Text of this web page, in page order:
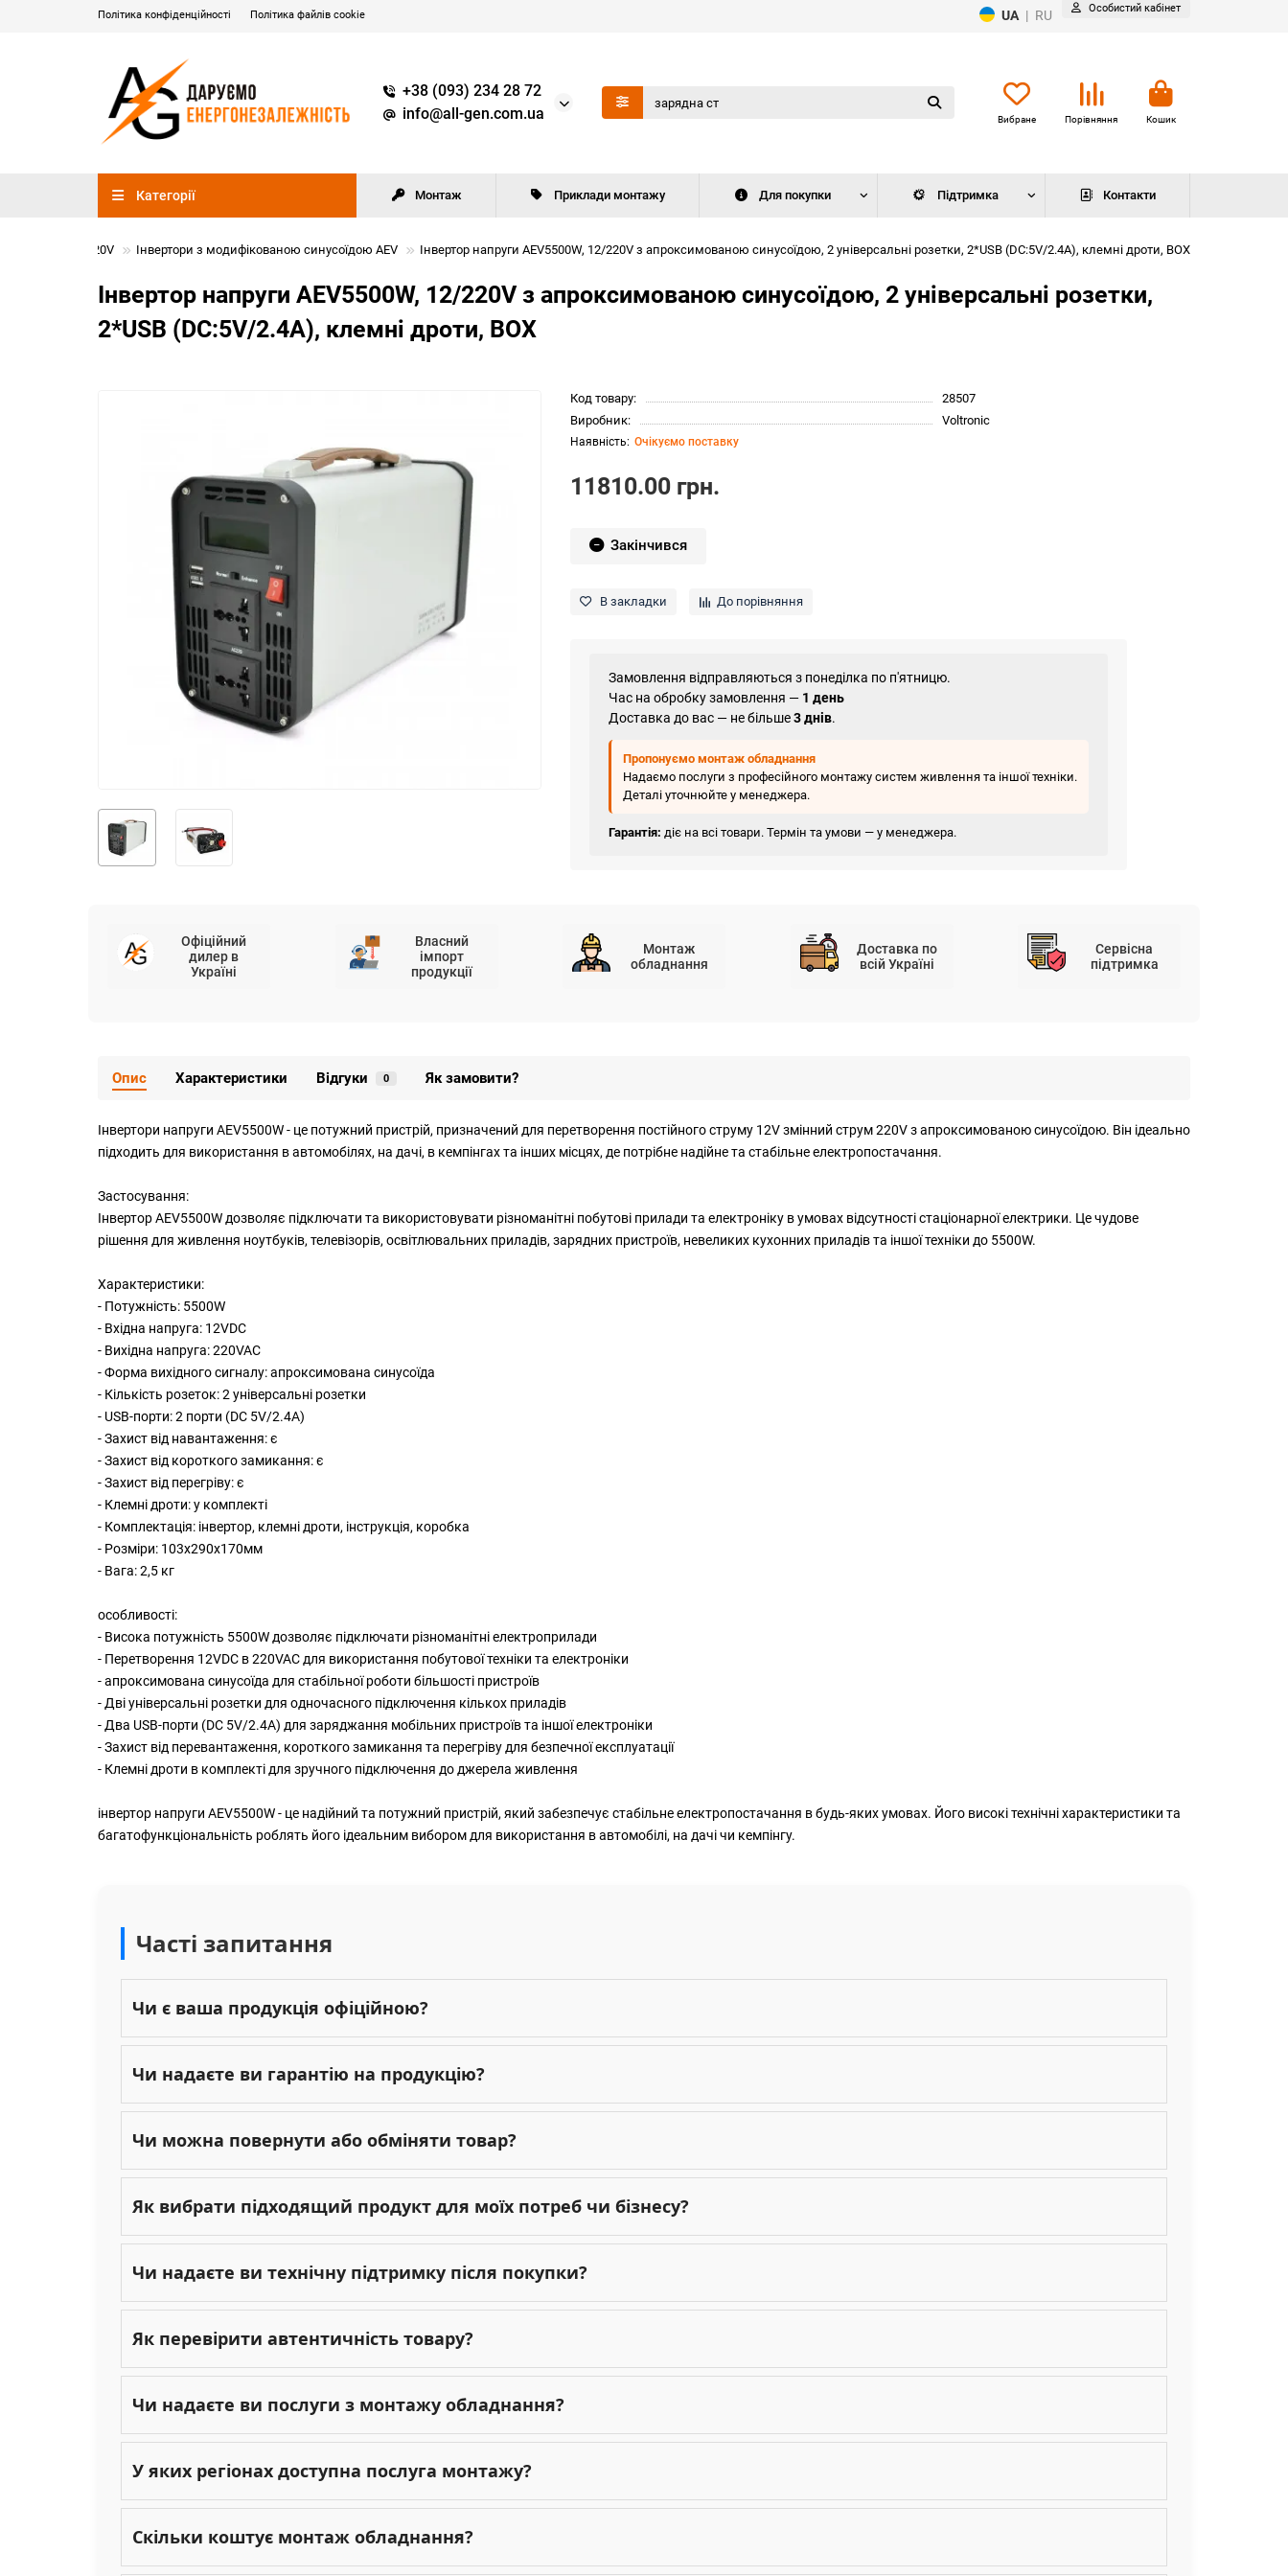
Політика конфіденційності Політика файлів cookie UA | RU Особистий кабінет
+38 (093) 234 28 72
info@all-gen.com.ua
Вибране Порівняння Кошик
Категорії Монтаж Приклади монтажу Для покупки Підтримка Контакти
c 12V => 220V Інвертори з модифікованою синусоїдою AEV Інвертор напруги AEV5500W, 12/220V з апроксимованою синусоїдою, 2 універсальні розетки, 2*USB (DC:5V/2.4A), клемні дроти, BOX
Інвертор напруги AEV5500W, 12/220V з апроксимованою синусоїдою, 2 універсальні розетки,
2*USB (DC:5V/2.4A), клемні дроти, BOX
Код товару:
28507
Виробник:
Voltronic
Очікуємо поставку
11810.00 грн.
Закінчився
В закладки До порівняння
Замовлення відправляються з понеділка по п'ятницю.
Час на обробку замовлення — 1 день
Доставка до вас — не більше3 днів.
Пропонуємо монтаж обладнання
Надаємо послуги з професійного монтажу систем живлення та іншої техніки.
Деталі уточнюйте у менеджера.
Гарантія: діє на всі товари. Термін та умови — у менеджера.
Офіційний
дилер в
Україні
Власний
імпорт
продукції
Монтаж
обладнання
Доставка по
всій Україні
Сервісна
підтримка
Опис Характеристики Відгуки 0 Як замовити?
Інвертори напруги AEV5500W - це потужний пристрій, призначений для перетворення постійного струму 12V змінний струм 220V з апроксимованою синусоїдою. Він ідеально
підходить для використання в автомобілях, на дачі, в кемпінгах та інших місцях, де потрібне надійне та стабільне електропостачання.
Застосування:
ІнверторAEV5500W дозволяє підключати та використовувати різноманітні побутові прилади та електроніку в умовах відсутності стаціонарної електрики. Це чудове
рішення для живлення ноутбуків, телевізорів, освітлювальних приладів, зарядних пристроїв, невеликих кухонних приладів та іншої техніки до 5500W.
Характеристики:
- Потужність: 5500W
- Вхідна напруга: 12VDC
- Вихідна напруга: 220VAC
- Форма вихідного сигналу: апроксимована синусоїда
- Кількість розеток: 2 універсальні розетки
- USB-порти: 2 порти (DC 5V/2.4A)
- Захист від навантаження: є
- Захист від короткого замикання: є
- Захист від перегріву: є
- Клемні дроти: у комплекті
- Комплектація: інвертор, клемні дроти, інструкція, коробка
- Розміри: 103х290х170мм
- Вага: 2,5 кг
особливості:
- Висока потужність 5500W дозволяє підключати різноманітні електроприлади
- Перетворення 12VDC в 220VAC для використання побутової техніки та електроніки
- апроксимована синусоїда для стабільної роботи більшості пристроїв
- Дві універсальні розетки для одночасного підключення кількох приладів
- Два USB-порти (DC 5V/2.4A) для заряджання мобільних пристроїв та іншої електроніки
- Захист від перевантаження, короткого замикання та перегріву для безпечної експлуатації
- Клемні дроти в комплекті для зручного підключення до джерела живлення
інвертор напруги AEV5500W - це надійний та потужний пристрій, який забезпечує стабільне електропостачання в будь-яких умовах. Його високі технічні характеристики та
багатофункціональність роблять його ідеальним вибором для використання в автомобілі, на дачі чи кемпінгу.
Часті запитання
Чи є ваша продукція офіційною?
Чи надаєте ви гарантію на продукцію?
Чи можна повернути або обміняти товар?
Як вибрати підходящий продукт для моїх потреб чи бізнесу?
Чи надаєте ви технічну підтримку після покупки?
Як перевірити автентичність товару?
Чи надаєте ви послуги з монтажу обладнання?
У яких регіонах доступна послуга монтажу?
Скільки коштує монтаж обладнання?